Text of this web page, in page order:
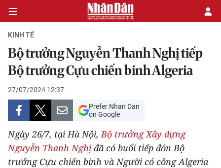
CHÍNH TRỊ
KINH TẾ
VĂN HÓA
XÃ HỘI
PHÁP LUẬT
KINH TẾ
Bộ trưởng Nguyễn Thanh Nghị tiếp
Bộ trưởng Cựu chiến binh Algeria
27/07/2024 12:37
Prefer Nhan Dan
on Google
Ngày 26/7, tại Hà Nội,Bộ trưởng Xây dựng
Nguyễn Thanh Nghị đã có buổi tiếp đón Bộ
trưởng Cựu chiến binh và Người có công Algeria